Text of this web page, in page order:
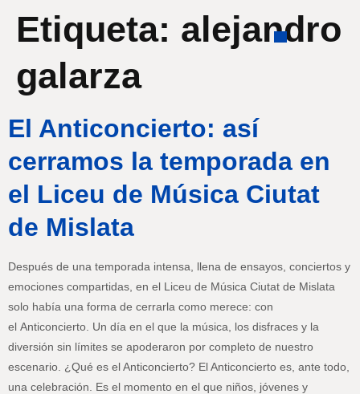
Etiqueta: alejandro
galarza
El Anticoncierto: así
cerramos la temporada en
el Liceu de Música Ciutat
de Mislata
Después de una temporada intensa, llena de ensayos, conciertos y
emociones compartidas, en el Liceu de Música Ciutat de Mislata
solo había una forma de cerrarla como merece: con
el Anticoncierto. Un día en el que la música, los disfraces y la
diversión sin límites se apoderaron por completo de nuestro
escenario. ¿Qué es el Anticoncierto? El Anticoncierto es, ante todo,
una celebración. Es el momento en el que niños, jóvenes y